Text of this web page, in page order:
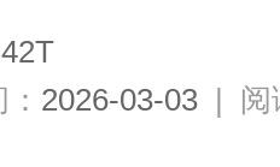
2026-03-03 | 阅